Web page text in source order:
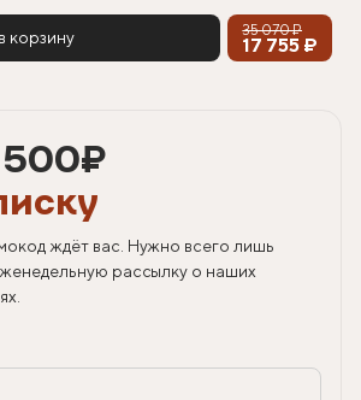
в корзину 35 070 ₽
17 755 ₽
₽
ждёт вас. Нужно всего лишь
рассылку о наших